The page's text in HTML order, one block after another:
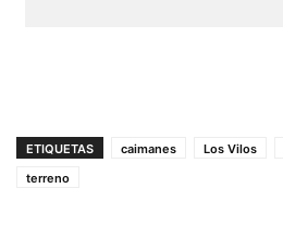
ETIQUETAS caimanes Los Vilos
terreno